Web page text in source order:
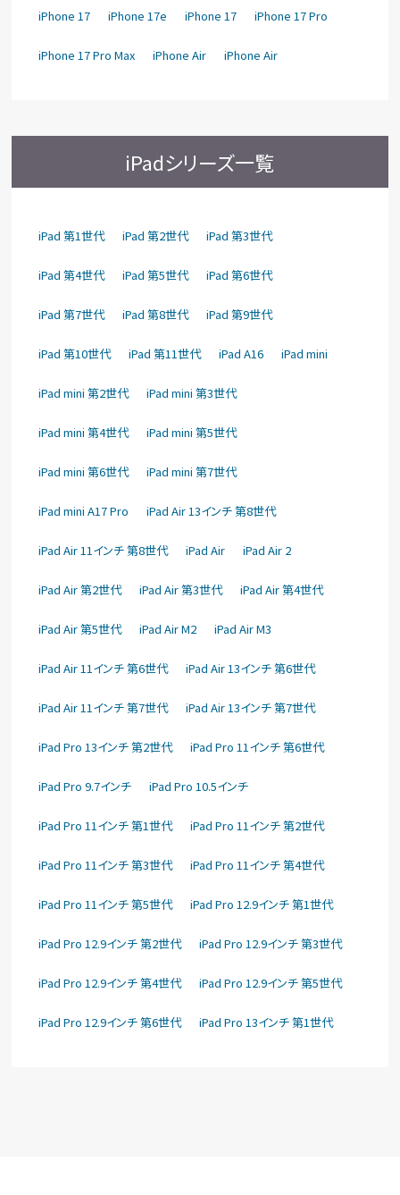
iPhone 17 iPhone 17e iPhone 17 iPhone 17 Pro
iPhone 17 Pro Max iPhone Air iPhone Air
iPadシリーズ一覧
iPad 第1世代 iPad 第2世代 iPad 第3世代
iPad 第4世代 iPad 第5世代 iPad 第6世代
iPad 第7世代 iPad 第8世代 iPad 第9世代
iPad 第10世代 iPad 第11世代 iPad A16 iPad mini
iPad mini 第2世代 iPad mini 第3世代
iPad mini 第4世代 iPad mini 第5世代
iPad mini 第6世代 iPad mini 第7世代
iPad mini A17 Pro iPad Air 13インチ 第8世代
iPad Air 11インチ 第8世代 iPad Air iPad Air 2
iPad Air 第2世代 iPad Air 第3世代 iPad Air 第4世代
iPad Air 第5世代 iPad Air M2 iPad Air M3
iPad Air 11インチ 第6世代 iPad Air 13インチ 第6世代
iPad Air 11インチ 第7世代 iPad Air 13インチ 第7世代
iPad Pro 13インチ 第2世代 iPad Pro 11インチ 第6世代
iPad Pro 9.7インチ iPad Pro 10.5インチ
iPad Pro 11インチ 第1世代 iPad Pro 11インチ 第2世代
iPad Pro 11インチ 第3世代 iPad Pro 11インチ 第4世代
iPad Pro 11インチ 第5世代 iPad Pro 12.9インチ 第1世代
iPad Pro 12.9インチ 第2世代 iPad Pro 12.9インチ 第3世代
iPad Pro 12.9インチ 第4世代 iPad Pro 12.9インチ 第5世代
iPad Pro 12.9インチ 第6世代 iPad Pro 13インチ 第1世代